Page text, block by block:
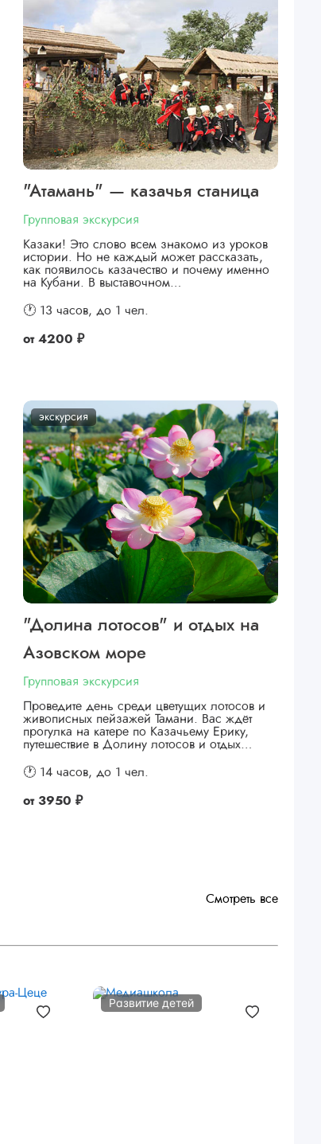
"Атамань" — казачья станица
Групповая экскурсия
Казаки! Это слово всем знакомо из уроков
истории. Но не каждый может рассказать,
как появилось казачество и почему именно
на Кубани. В выставочном…
🕐 13 часов, до 1 чел.
от 4200 ₽
экскурсия
"Долина лотосов" и отдых на
Азовском море
Групповая экскурсия
Проведите день среди цветущих лотосов и
живописных пейзажей Тамани. Вас ждёт
прогулка на катере по Казачьему Ерику,
путешествие в Долину лотосов и отдых…
🕐 14 часов, до 1 чел.
от 3950 ₽
Смотреть все
Развитие детей